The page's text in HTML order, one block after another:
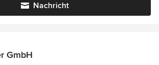
Nachricht
GmbH